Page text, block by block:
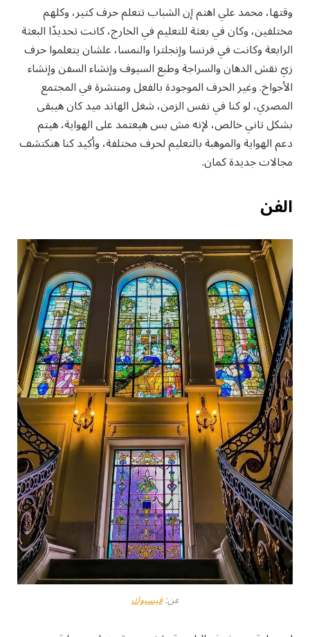
وقتها، محمد علي اهتم إن الشباب تتعلم حرف كتير، وكلهم
مختلفين، وكان في بعثة للتعليم في الخارج، كانت تحديدًا البعثة
الرابعة وكانت في فرنسا وإنجلترا والنمسا، علشان يتعلموا حرف
زيّ نقش الدهان والسراجة وطبع السيوف وإنشاء السفن وإنشاء
الأجواخ. وغير الحرف الموجودة بالفعل ومنتشرة في المجتمع
المصري، لو كنا في نفس الزمن، شغل الهاند ميد كان هيبقى
بشكل تاني خالص، لإنه مش بس هيعتمد على الهواية، هيتم
دعم الهواية والموهبة بالتعليم لحرف مختلفة، وأكيد كنا هنكتشف
مجالات جديدة كمان.
الفن
عن:فيسبوك